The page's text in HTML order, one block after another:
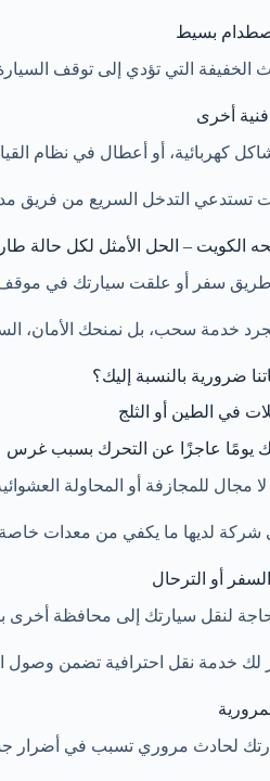
بسيط
الخفيفة التي تؤدي إلى توقف
أخرى
كهربائية، أو أعطال في نظام
تستدعي التدخل السريع من فريق
الكويت – الحل الأمثل لكل حالة
سفر أو علقت سيارتك في موقف
خدمة سحب، بل نمنحك الأمان،
ضرورية بالنسبة إليك؟
في الطين أو الثلج
عاجزًا عن التحرك بسبب غرس
مجال للمجازفة أو المحاولة
شركة لديها ما يكفي من معدات
السفر أو الترحال
لنقل سيارتك إلى محافظة أخرى
لك خدمة نقل احترافية تضمن وصول
لحادث مروري تسبب في أضرار